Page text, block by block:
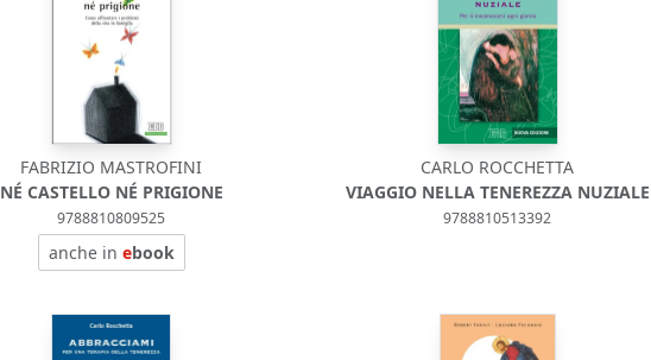
FABRIZIO MASTROFINI
NÉ CASTELLO NÉ PRIGIONE
9788810809525
anche in ebook
CARLO ROCCHETTA
VIAGGIO NELLA TENEREZZA NUZIALE
9788810513392